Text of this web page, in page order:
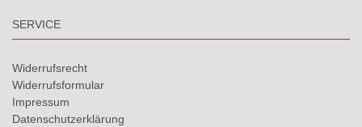
SERVICE
Widerrufs­recht
Widerrufs­formular
Impressum
Daten­schutz­erklärung